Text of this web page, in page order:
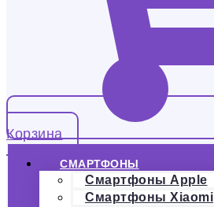
Корзина
СМАРТФОНЫ
Смартфоны Apple
Смартфоны Xiaomi